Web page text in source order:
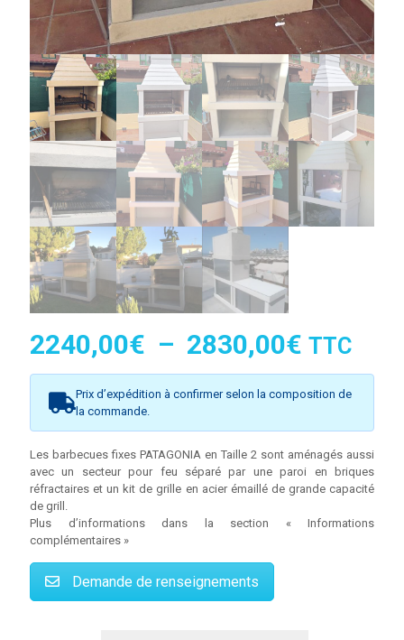
2240,00€ – 2830,00€ Plage
de
prix :
à
TTC
Prix d’expédition à confirmer selon la composition de
la commande.
Les barbecues fixes PATAGONIA en Taille 2 sont aménagés aussi
avec un secteur pour feu séparé par une paroi en briques
réfractaires et un kit de grille en acier émaillé de grande capacité
de grill.
Plus d’informations dans la section « Informations
complémentaires »
Demande de renseignements